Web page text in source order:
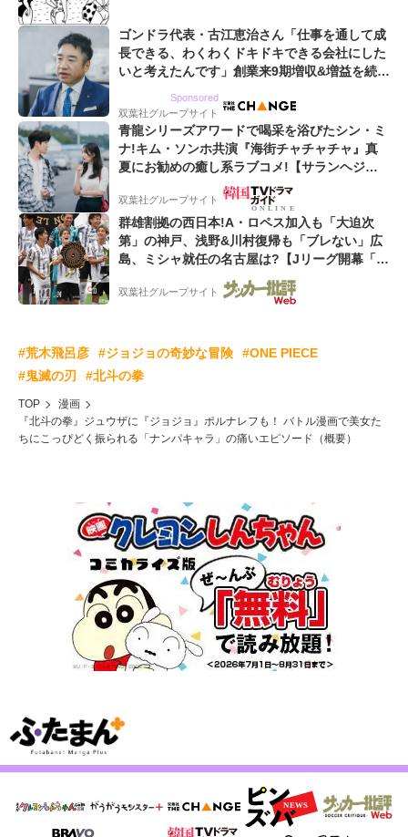
ゴンドラ代表・古江恵治さん「仕事を通して成
長できる、わくわくドキドキできる会社にした
いと考えたんです」創業来9期増収&増益を続け
Sponsored
双葉社グループサイト
青龍シリーズアワードで喝采を浴びたシン・ミ
ナ!キム・ソンホ共演『海街チャチャチャ』真
夏にお勧めの癒し系ラブコメ!【サランヘジョ
双葉社グループサイト
群雄割拠の西日本!A・ロペス加入も「大迫次
第」の神戸、浅野&川村復帰も「ブレない」広
島、ミシャ就任の名古屋は?【Jリーグ開幕「初
めての秋春制」の大激論】(2)
双葉社グループサイト
#荒木飛呂彦 #ジョジョの奇妙な冒険
#ONE PIECE
#鬼滅の刃
#北斗の拳
TOP
漫画
『北斗の拳』ジュウザに『ジョジョ』ポルナレフも！ バトル漫画で美女た
ちにこっぴどく振られる「ナンパキャラ」の痛いエピソード（概要）